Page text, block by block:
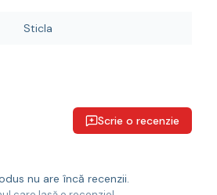
Sticla
Scrie o recenzie
nu are încă recenzii.